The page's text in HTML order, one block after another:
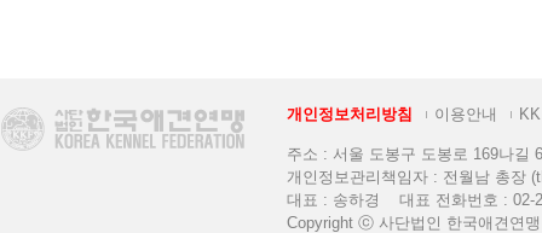
개인정보처리방침 이용안내
주소 : 서울 도봉구 도봉로 169나길
개인정보관리책임자 : 전월남 총장
대표 : 송하경 대표 전화번호 :
Copyright ⓒ 사단법인 한국애견연